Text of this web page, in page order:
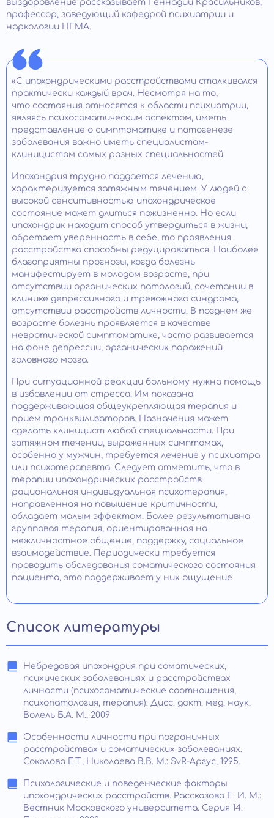
выздоровление рассказывает Геннадий Красильников,
профессор, заведующий кафедрой психиатрии и
наркологии НГМА.
«С ипохондрическими расстройствами сталкивался
практически каждый врач. Несмотря на то,
что состояния относятся к области психиатрии,
являясь психосоматическим аспектом, иметь
представление о симптоматике и патогенезе
заболевания важно иметь специалистам-
клиницистам самых разных специальностей.
Ипохондрия трудно поддается лечению,
характеризуется затяжным течением. У людей с
высокой сенситивностью ипохондрическое
состояние может длиться пожизненно. Но если
ипохондрик находит способ утвердиться в жизни,
обретает уверенность в себе, то проявления
расстройства способны редуцироваться. Наиболее
благоприятны прогнозы, когда болезнь
манифестирует в молодом возрасте, при
отсутствии органических патологий, сочетании в
клинике депрессивного и тревожного синдрома,
отсутствии расстройств личности. В позднем же
возрасте болезнь проявляется в качестве
невротической симптоматике, часто развивается
на фоне депрессии, органических поражений
головного мозга.
При ситуационной реакции больному нужна помощь
в избавлении от стресса. Им показана
поддерживающая общеукрепляющая терапия и
прием транквилизаторов. Назначения может
сделать клиницист любой специальности. При
затяжном течении, выраженных симптомах,
особенно у мужчин, требуется лечение у психиатра
или психотерапевта. Следует отметить, что в
терапии ипохондрических расстройств
рациональная индивидуальная психотерапия,
направленная на повышение критичности,
обладает малым эффектом. Более результативна
групповая терапия, ориентированная на
межличностное общение, поддержку, социальное
взаимодействие. Периодически требуется
проводить обследования соматического состояния
пациента, это поддерживает у них ощущение
Список литературы
Небредовая ипохондрия при соматических,
психических заболеваниях и расстройствах
личности (психосоматические соотношения,
психопатология, терапия): Дисс. докт. мед. наук.
Волель Б.А. М., 2009
Особенности личности при пограничных
расстройствах и соматических заболеваниях.
Соколова Е.Т., Николаева В.В. М.: SvR-Аргус, 1995.
Психологические и поведенческие факторы
ипохондрических расстройств. Рассказова Е. И. М.:
Вестник Московского университета. Серия 14.